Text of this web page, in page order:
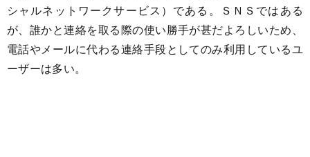
シャルネットワークサービス）である。ＳＮＳではある
が、誰かと連絡を取る際の使い勝手が甚だよろしいため、
電話やメールに代わる連絡手段としてのみ利用しているユ
ーザーは多い。